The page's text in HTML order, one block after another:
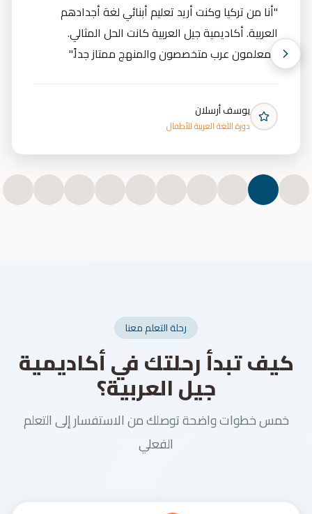
"أنا من تركيا وكنت أريد تعليم أبنائي لغة أجدادهم
العربية. أكاديمية جيل العربية كانت الحل المثالي.
المعلمون عرب متخصصون والمنهج ممتاز جداً."
يوسف أرسلان
دورة اللغة العربية للأطفال
رحلة التعلم معنا
كيف تبدأ رحلتك في أكاديمية
جيل العربية؟
خمس خطوات واضحة توصلك من الاستفسار إلى التعلم
الفعلي